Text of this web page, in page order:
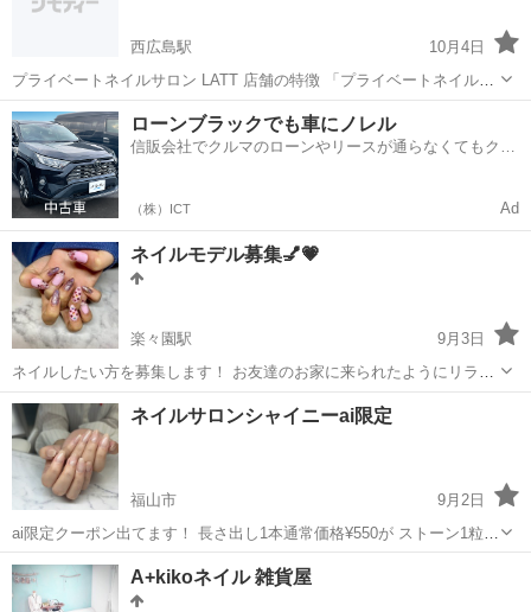
西広島駅
10月4日
プライベートネイルサロン LATT 店舗の特徴 「プライベートネイルサ
ロン LATT」は、広島県広島市に位置するネイルサロンで、ネイリスト
歴15年の豊富な経験を持つオーナーによる高品質なネイルケアを提供
しています...
広島 広島市 西広島駅 ネイル
ローンブラックでも車にノレル
信販会社でクルマのローンやリースが通らなくてもクル
（株）ICT Ad
ネイルモデル募集💅💗
楽々園駅
9月3日
ネイルしたい方を募集します！ お友達のお家に来られたようにリラッ
クスして楽しくお話しながらネイルしましょう♥ ネイル経験4年目🍓
趣味の延長線上でやっております。 完璧を求める方は御遠慮下さい
m(_ _)m 料金:ワンカ...
広島 広島市 楽々園駅 ネイルモデル
ネイルサロンシャイニーai限定
福山市
9月2日
ai限定クーポン出てます！ 長さ出し1本通常価格¥550が ストーン1粒
¥50〜 パーツ1つ ¥50〜 1色追加 ¥150〜 マグネット or フラッシュ1本
¥330 ミラー or オーロラ1本 ¥330 マットコー...
広島 福山市 ネイル ネイルサロン
A+kikoネイル 雑貨屋